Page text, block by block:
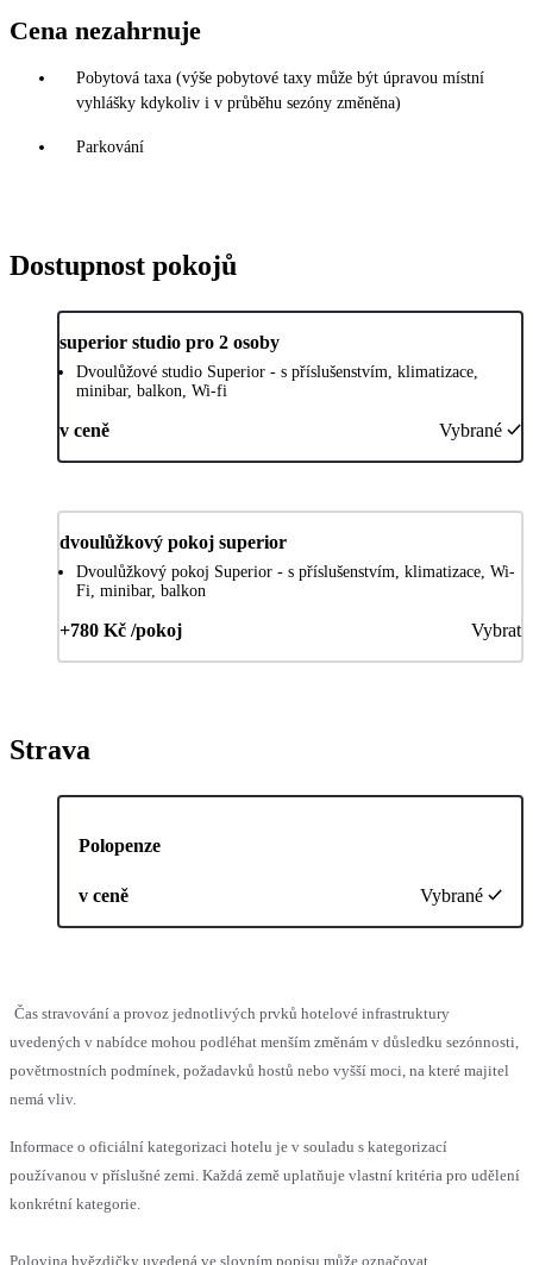
Cena nezahrnuje
Pobytová taxa (výše pobytové taxy může být úpravou místní
vyhlášky kdykoliv i v průběhu sezóny změněna)
Parkování
Dostupnost pokojů
superior studio pro 2 osoby
Dvoulůžové studio Superior - s příslušenstvím, klimatizace,
minibar, balkon, Wi-fi
v ceně Vybrané
dvoulůžkový pokoj superior
Dvoulůžkový pokoj Superior - s příslušenstvím, klimatizace, Wi-
Fi, minibar, balkon
+780 Kč /pokoj Vybrat
Strava
Polopenze
v ceně Vybrané
Čas stravování a provoz jednotlivých prvků hotelové infrastruktury
uvedených v nabídce mohou podléhat menším změnám v důsledku sezónnosti,
povětrnostních podmínek, požadavků hostů nebo vyšší moci, na které majitel
nemá vliv.
Informace o oficiální kategorizaci hotelu je v souladu s kategorizací
používanou v příslušné zemi. Každá země uplatňuje vlastní kritéria pro udělení
konkrétní kategorie.
Polovina hvězdičky uvedená ve slovním popisu může označovat